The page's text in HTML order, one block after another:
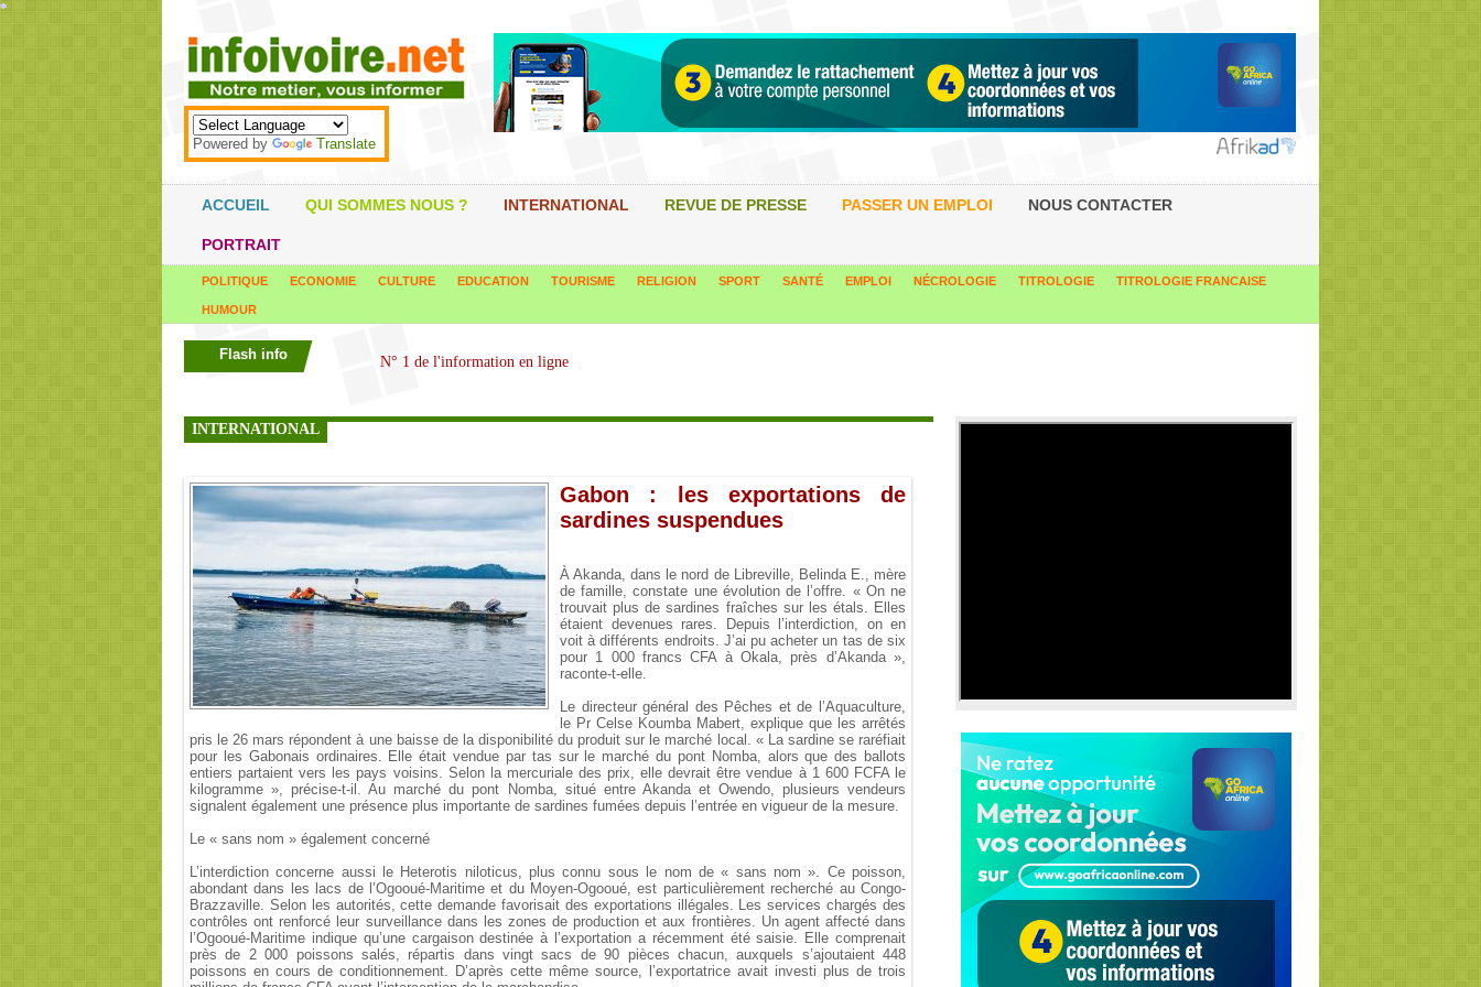
*
*
*
*
*
*
*
*
*
*
*
*
*
*
*
*
*
*
*
*
*
*
*
*
*
*
*
*
*
*
*
*
*
*
*
*
Powered by Translate
ACCUEIL QUI SOMMES NOUS ? INTERNATIONAL REVUE DE PRESSE PASSER UN EMPLOI NOUS CONTACTER
PORTRAIT
POLITIQUE ECONOMIE CULTURE EDUCATION TOURISME RELIGION SPORT SANTÉ EMPLOI NÉCROLOGIE TITROLOGIE TITROLOGIE FRANCAISE
HUMOUR
Flash info
INTERNATIONAL
Gabon : les exportations de
sardines suspendues
À Akanda, dans le nord de Libreville, Belinda E., mère
de famille, constate une évolution de l’offre. « On ne
trouvait plus de sardines fraîches sur les étals. Elles
étaient devenues rares. Depuis l’interdiction, on en
voit à différents endroits. J’ai pu acheter un tas de six
pour 1 000 francs CFA à Okala, près d’Akanda »,
raconte-t-elle.
Le directeur général des Pêches et de l’Aquaculture,
le Pr Celse Koumba Mabert, explique que les arrêtés
pris le 26 mars répondent à une baisse de la disponibilité du produit sur le marché local. « La sardine se raréfiait
pour les Gabonais ordinaires. Elle était vendue par tas sur le marché du pont Nomba, alors que des ballots
entiers partaient vers les pays voisins. Selon la mercuriale des prix, elle devrait être vendue à 1 600 FCFA le
kilogramme », précise-t-il. Au marché du pont Nomba, situé entre Akanda et Owendo, plusieurs vendeurs
signalent également une présence plus importante de sardines fumées depuis l’entrée en vigueur de la mesure.
Le « sans nom » également concerné
L’interdiction concerne aussi le Heterotis niloticus, plus connu sous le nom de « sans nom ». Ce poisson,
abondant dans les lacs de l’Ogooué-Maritime et du Moyen-Ogooué, est particulièrement recherché au Congo-
Brazzaville. Selon les autorités, cette demande favorisait des exportations illégales. Les services chargés des
contrôles ont renforcé leur surveillance dans les zones de production et aux frontières. Un agent affecté dans
l’Ogooué-Maritime indique qu’une cargaison destinée à l’exportation a récemment été saisie. Elle comprenait
près de 2 000 poissons salés, répartis dans vingt sacs de 90 pièces chacun, auxquels s’ajoutaient 448
poissons en cours de conditionnement. D’après cette même source, l’exportatrice avait investi plus de trois